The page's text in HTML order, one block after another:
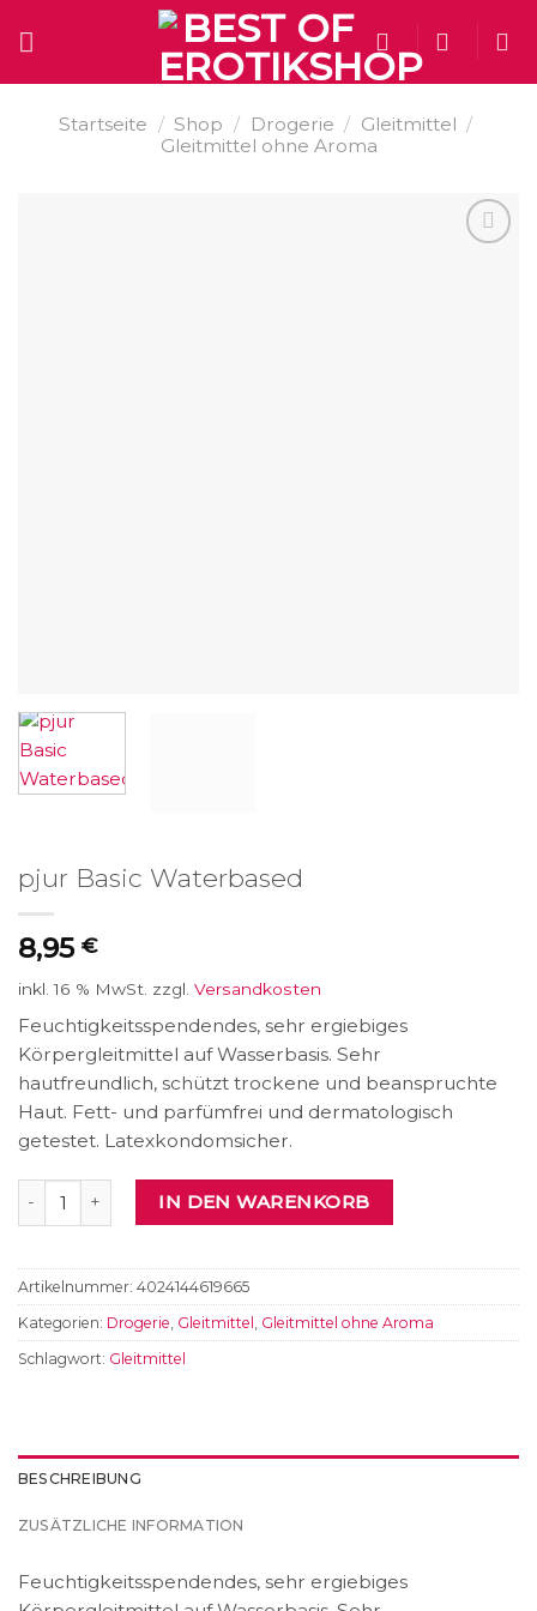
Startseite / Shop / Drogerie / Gleitmittel /
Gleitmittel ohne Aroma
pjur Basic Waterbased
8,95 €
inkl. 16 % MwSt. zzgl. Versandkosten
Feuchtigkeitsspendendes, sehr ergiebiges
Körpergleitmittel auf Wasserbasis. Sehr
hautfreundlich, schützt trockene und beanspruchte
Haut. Fett- und parfümfrei und dermatologisch
getestet. Latexkondomsicher.
pjur Basic Waterbased Menge
IN DEN WARENKORB
Artikelnummer: 4024144619665
Kategorien: Drogerie Gleitmittel
Gleitmittel ohne Aroma
Schlagwort: Gleitmittel
BESCHREIBUNG
ZUSÄTZLICHE INFORMATION
Feuchtigkeitsspendendes, sehr ergiebiges